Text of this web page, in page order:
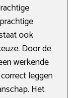
ook
Door de
werkende
leggen
Het